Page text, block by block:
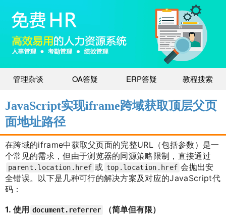
管理杂谈 OA答疑 ERP答疑 教程搜索
JavaScript实现iframe跨域获取顶层父页
面地址路径
在跨域的iframe中获取父页面的完整URL（包括参数）是一
个常见的需求，但由于浏览器的同源策略限制，直接通过
parent.location.href 或 top.location.href 会抛出安
全错误。以下是几种可行的解决方案及对应的JavaScript代
码：
1. 使用 document.referrer （简单但有限）